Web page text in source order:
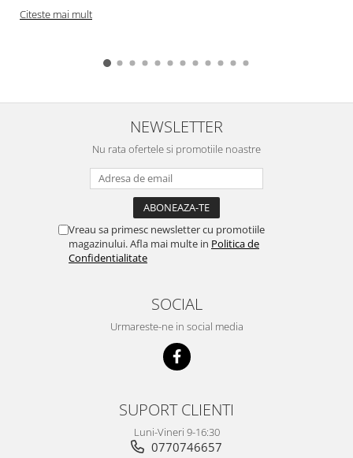
Citeste mai mult
NEWSLETTER
Nu rata ofertele si promotiile noastre
Vreau sa primesc newsletter cu promotiile
magazinului. Afla mai multe in Politica de
Confidentialitate
SOCIAL
Urmareste-ne in social media
SUPORT CLIENTI
Luni-Vineri 9-16:30
0770746657